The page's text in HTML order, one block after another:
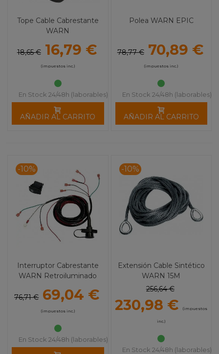
Tope Cable Cabrestante
WARN
18,65 € 16,79 €
(impuestos inc.)
En Stock 24/48h (laborables)
AÑADIR AL CARRITO
Polea WARN EPIC
78,77 € 70,89 €
(impuestos inc.)
En Stock 24/48h (laborables)
AÑADIR AL CARRITO
-10%
Interruptor Cabrestante
WARN Retroiluminado
76,71 € 69,04 €
(impuestos inc.)
En Stock 24/48h (laborables)
-10%
Extensión Cable Sintético
WARN 15M
256,64 €
230,98 € (impuestos
inc.)
En Stock 24/48h (laborables)